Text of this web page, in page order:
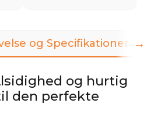
og Specifikationer
og hurtig
den perfekte
→